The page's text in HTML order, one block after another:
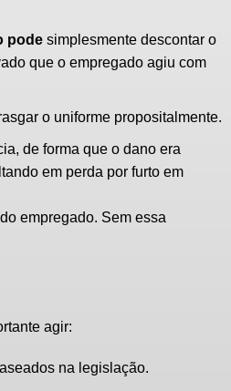
pode simplesmente descontar o
que o empregado agiu com
o uniforme propositalmente.
de forma que o dano era
em perda por furto em
empregado. Sem essa
agir:
na legislação.